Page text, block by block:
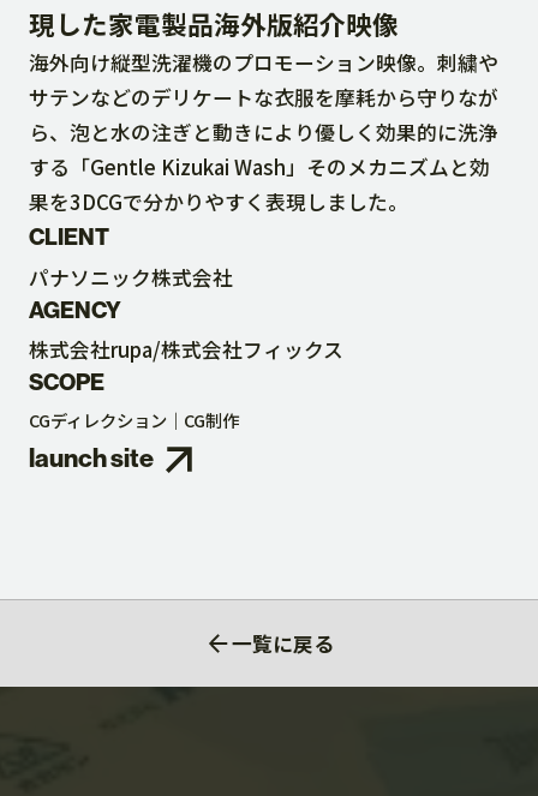
RECRUIT SITE
現した家電製品海外版紹介映像
海外向け縦型洗濯機のプロモーション映像。刺繍や
サテンなどのデリケートな衣服を摩耗から守りなが
ら、泡と水の注ぎと動きにより優しく効果的に洗浄
する「Gentle Kizukai Wash」そのメカニズムと効
果を3DCGで分かりやすく表現しました。
CLIENT
パナソニック株式会社
AGENCY
株式会社rupa/株式会社フィックス
SCOPE
CGディレクション CG制作
launch site
一覧に戻る